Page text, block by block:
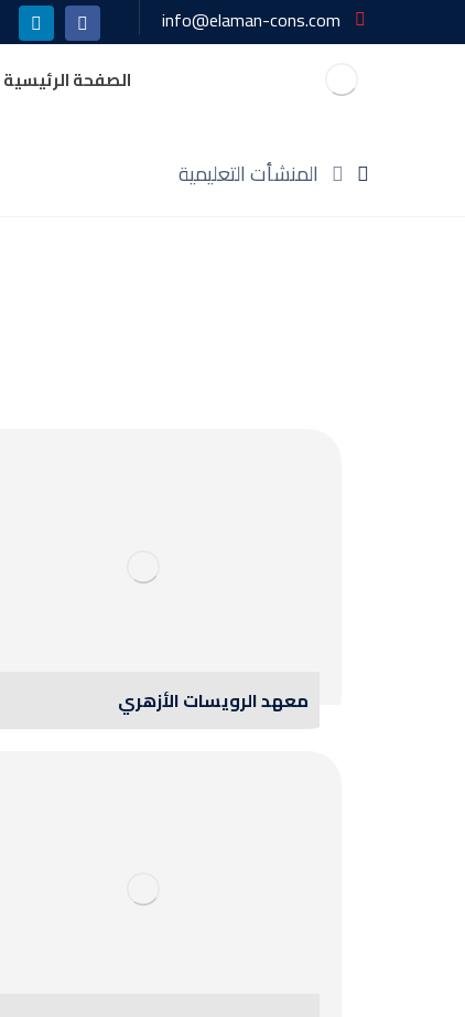
info@elaman-cons.com
الصفحة الرئيسية
المنشأت التعليمية
معهد الرويسات الأزهري